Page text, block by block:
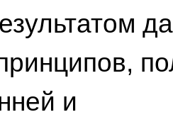
и